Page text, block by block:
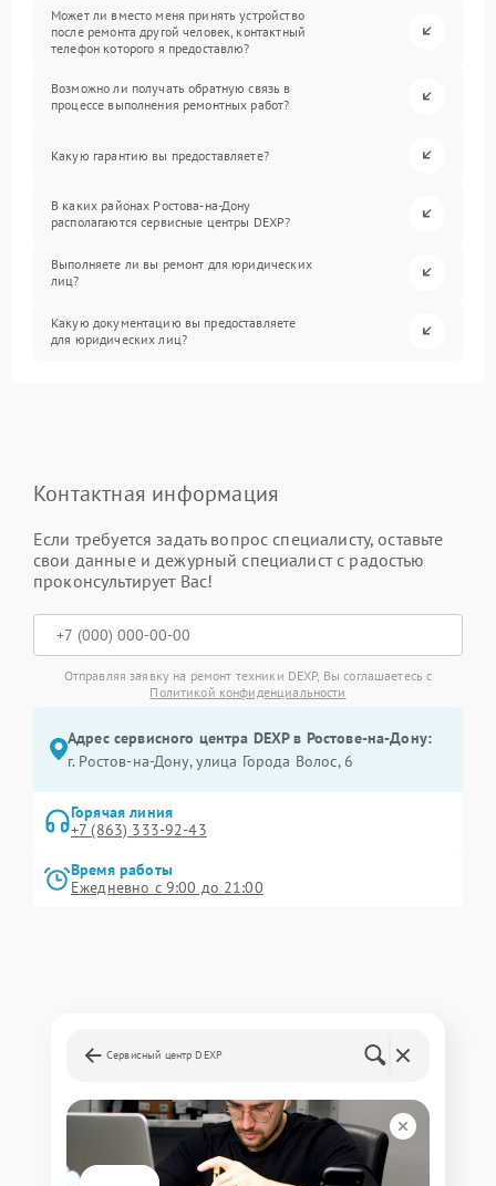
Может ли вместо меня принять устройство
после ремонта другой человек, контактный
телефон которого я предоставлю?
Возможно ли получать обратную связь в
процессе выполнения ремонтных работ?
Какую гарантию вы предоставляете?
В каких районах Ростова-на-Дону
располагаются сервисные центры DEXP?
Выполняете ли вы ремонт для юридических
лиц?
Какую документацию вы предоставляете
для юридических лиц?
Контактная информация
Если требуется задать вопрос специалисту, оставьте
свои данные и дежурный специалист с радостью
проконсультирует Вас!
Отправляя заявку на ремонт техники DEXP, Вы соглашаетесь с
Политикой конфиденциальности
Адрес сервисного центра DEXP в Ростове-на-Дону:
г. Ростов-на-Дону, улица Города Волос, 6
Горячая линия
+7 (863) 333-92-43
Время работы
Ежедневно с 9:00 до 21:00
Сервисный центр DEXP